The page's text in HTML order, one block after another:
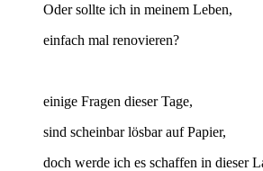
Oder sollte ich in meinem Leben,
einfach mal renovieren?
einige Fragen dieser Tage,
sind scheinbar lösbar auf Papier,
doch werde ich es schaffen in dieser